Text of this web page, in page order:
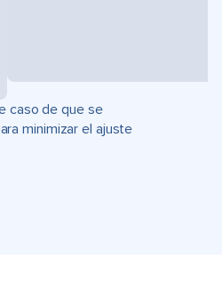
caso de que se
minimizar el ajuste